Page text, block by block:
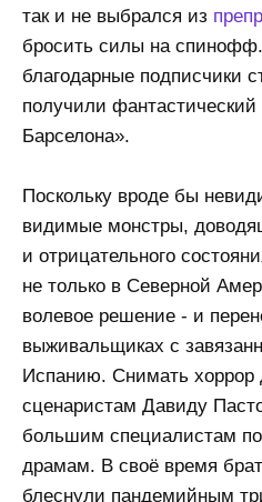
так и не выбрался из
бросить силы на
благодарные подписчики
получили
Барселона».
Поскольку вроде бы
видимые монстры,
и отрицательного
не только в Северной
волевое решение - и
выживальщиках с
Испанию. Снимать хоррор
сценаристам Давиду
большим специалистам по
драмам. В своё время
блеснули пандемийным